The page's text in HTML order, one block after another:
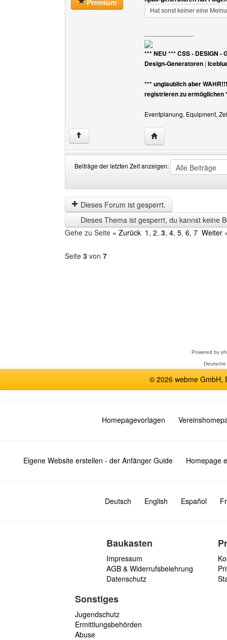
Premium
Hat sonst keiner eine
*** NEU *** CSS - DESIGN -
Design-Generatoren |
*** unglaublich aber
registrieren zu ermöglichen
Eventplanung, Equipment,
↑ Website dieses
Beiträge der letzten Zeit anzeigen:
der
letzten
Zeit
anzeigen
by
Dieses Forum ist gesperrt.
Dieses Thema ist gesperrt, du kannst keine
Gehe zu Seite « Zurück 1 , 2, 3, 4, 5, 6, 7 Weiter
Seite 3 von 7
Powered by
© 2026 webme GmbH,
Homepagevorlagen
Eigene Website erstellen - der Anfänger Guide Homepage
Deutsch English Español
Baukasten
Impressum
AGB & Widerrufsbelehrung
Datenschutz
Sonstiges
Jugendschutz
Ermittlungsbehörden
Abuse